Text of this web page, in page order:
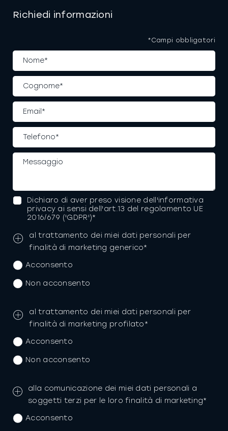
Richiedi informazioni
Dichiaro di aver preso visione dell'informativa
privacy ai sensi dell'art.13 del regolamento UE
2016/679 ('GDPR')*
al trattamento dei miei dati personali per
finalità di marketing generico*
Acconsento
Non acconsento
al trattamento dei miei dati personali per
finalità di marketing profilato*
Acconsento
Non acconsento
alla comunicazione dei miei dati personali a
soggetti terzi per le loro finalità di marketing*
Acconsento
*Campi obbligatori